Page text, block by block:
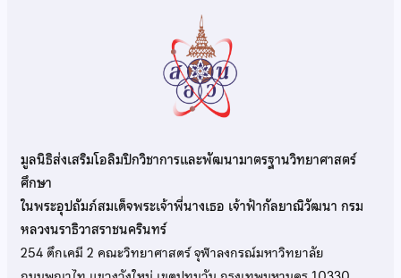
มูลนิธิส่งเสริมโอลิมปิกวิชาการและพัฒนามาตรฐานวิทยาศาสตร์
ศึกษา
ในพระอุปถัมภ์สมเด็จพระเจ้าพี่นางเธอ เจ้าฟ้ากัลยาณิวัฒนา กรม
หลวงนราธิวาสราชนครินทร์
254 ตึกเคมี 2 คณะวิทยาศาสตร์ จุฬาลงกรณ์มหาวิทยาลัย